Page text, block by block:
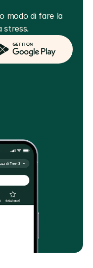
modo di fare la
stress.